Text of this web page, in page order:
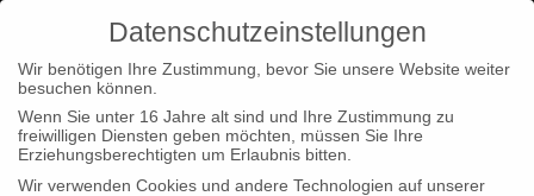
Home Unkategorisiert
Auszeichnung für Rohwedder –
Einigkeit und Mord und Freiheit als “Best Documentary Series
Datenschutzeinstellungen
Wir benötigen Ihre Zustimmung, bevor Sie unsere Website weiter
besuchen können.
Wenn Sie unter 16 Jahre alt sind und Ihre Zustimmung zu
freiwilligen Diensten geben möchten, müssen Sie Ihre
Erziehungsberechtigten um Erlaubnis bitten.
Wir verwenden Cookies und andere Technologien auf unserer